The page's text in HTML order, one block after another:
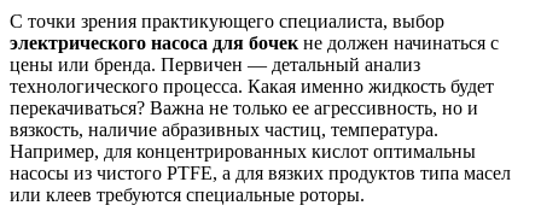
С точки зрения практикующего специалиста, выбор
электрического насоса для бочек не должен начинаться с
цены или бренда. Первичен — детальный анализ
технологического процесса. Какая именно жидкость будет
перекачиваться? Важна не только ее агрессивность, но и
вязкость, наличие абразивных частиц, температура.
Например, для концентрированных кислот оптимальны
насосы из чистого PTFE, а для вязких продуктов типа масел
или клеев требуются специальные роторы.